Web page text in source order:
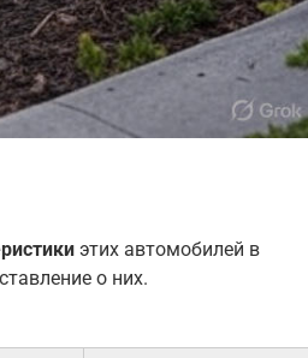
этих автомобилей в
о них.